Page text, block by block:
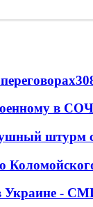
в СОЧ
штурм
Украине -